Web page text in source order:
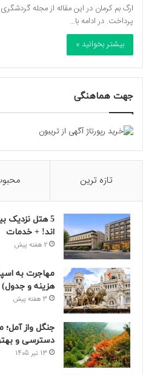
ارگ بم کرمان در این مقاله از مجله
پرداخت. در ادامه با…
بیشتر بخوانید »
جهت هماهنگی
تازه ترین
5 هتل نزدیک
اند! + خدمات
2 هفته پیش
مهاجرت به
هزینه و جدول)
3 هفته پیش
جنگل واز آمل؛
دسترسی و
13 تیر 1405